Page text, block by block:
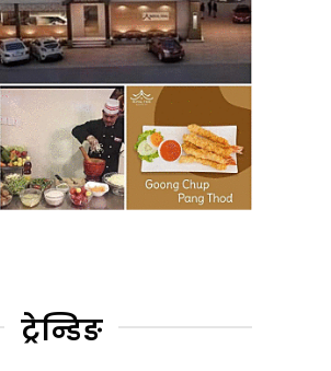
ट्रेन्डिङ